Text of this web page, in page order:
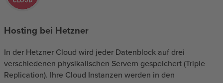
Hosting bei Hetzner
In der Hetzner Cloud wird jeder Datenblock auf drei
verschiedenen physikalischen Servern gespeichert (Triple
Replication). Ihre Cloud Instanzen werden in den